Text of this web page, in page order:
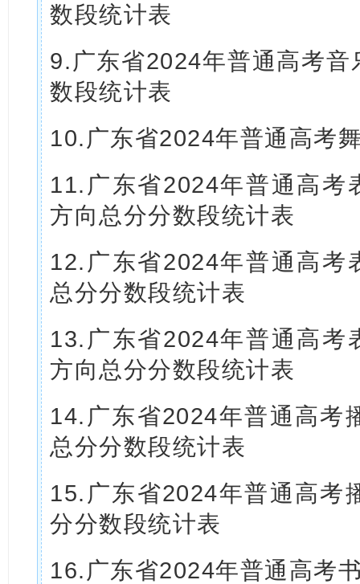
数段统计表
9.广东省2024年普通高考
数段统计表
10.广东省2024年普通高考
11.广东省2024年普通高
方向总分分数段统计表
12.广东省2024年普通高
总分分数段统计表
13.广东省2024年普通高
方向总分分数段统计表
14.广东省2024年普通高考
总分分数段统计表
15.广东省2024年普通高考
分分数段统计表
16.广东省2024年普通高考